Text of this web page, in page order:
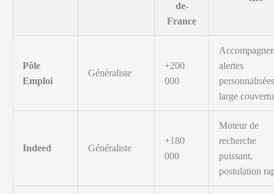
de-
France
Pôle
Emploi
Généraliste
+200
000
alertes
large
Indeed Généraliste
+180
000
Moteur de
recherche
puissant,
postulation